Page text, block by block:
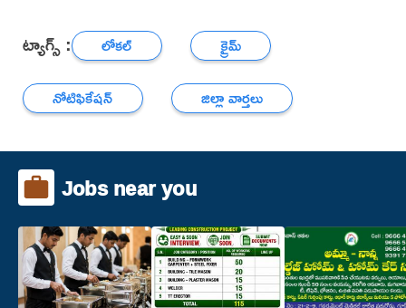
ట్యాగ్స్ : లోకల్
క్రైమ్
నోటిఫికేషన్
జిల్లా వార్తలు
Jobs near you